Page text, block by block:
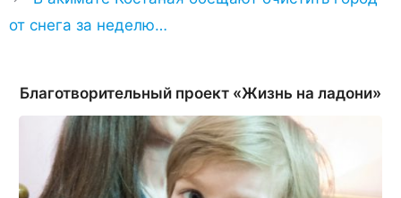
от снега за неделю…
Благотворительный проект «Жизнь на ладони»